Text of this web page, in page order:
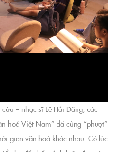
– nhạc sĩ Lê Hải Đăng, các
hoá Việt Nam” đã cùng “phượt”
gian văn hoá khác nhau. Có lúc